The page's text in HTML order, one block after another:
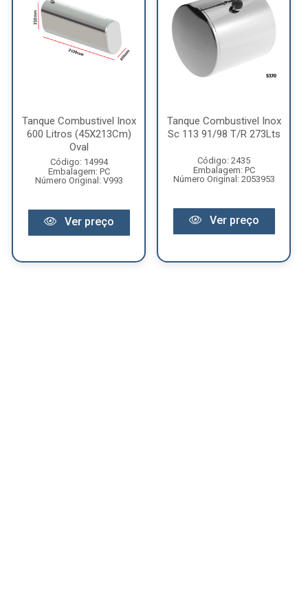
Tanque Combustivel Inox
600 Litros (45X213Cm)
Oval
Código: 14994
Embalagem: PC
Número Original: V993
Ver preço
Tanque Combustivel Inox
Sc 113 91/98 T/R 273Lts
Código: 2435
Embalagem: PC
Número Original: 2053953
Ver preço